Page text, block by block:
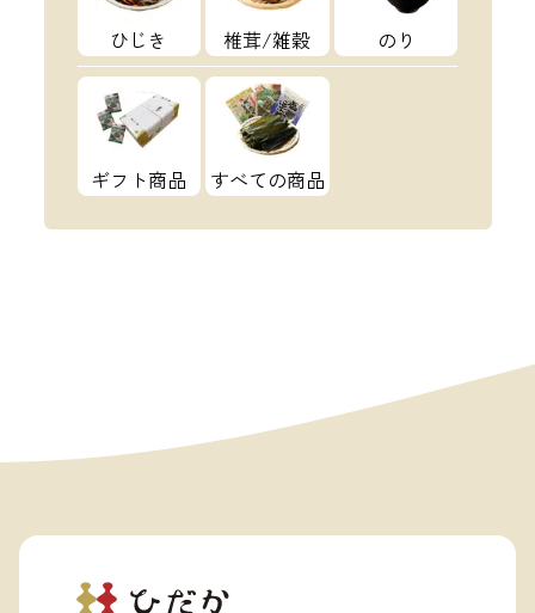
ひじき 椎茸/雑穀 のり
ギフト商品 すべての商品